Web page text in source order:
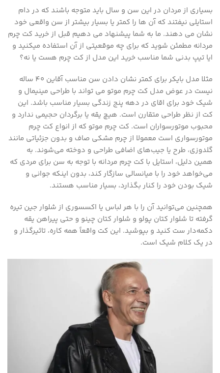
بسیاری از مردان در این سن و سال باید متوجه باشند که در دام
استایلی نیفتند که آن ها را کمتر یا بسیار بیشتر از سن واقعی خود
نشان می دهند. ما به شما پیشنهاد می دهیم قبل از خرید کت چرم
مردانه مطمئن شوید که برای چه موقعیتی از آن استفاده میکنید و
ایا تیپ بدنی شما مناسب خرید این مدل از کت چرم هست یا نه؟
مثلا مدل بایکر برای کمتر نشان دادن سن مناسب آقاین 40 ساله
نیست در عوض مدل کت چرم موتو می تواند با طراحی مینیمال و
شیک خود برای اقای در دهه پنج زندگی بسیار مناسب باشد. این
کت از نظر طراحی متقارن است. هیچ یقه یا برگردان حجیمی ندارد و
محبوب موتورسواران است. کت چرم موتو که از انواع کت چرم
موتورسواری است معمولا از چرم مشکی صاف و بدون جزئیاتی مانند
گلدوزی، طرح یا جیب‌های اضافی طراحی و دوخته می‌شوند. به
همین دلیل، استایل با کت چرم مردانه با توجه به سن برای مردی که
می‌خواهد خود را با میانسالی سازگار کند، بدون اینکه جوانی و
شیک بودن خود را کنار بگذارد، بسیار مناسب هستند.
همچنین می‌توانید آن را با هر لباس یا اکسسوری از شلوار جین تیره
گرفته تا شلوار کتان پولو و شلوار کتان چینو و حتی پیراهن یقه
دکمه‌دار ست کنید و بپوشید. این کت واقعاً همه کاره، تاثیرگذار و
در یک کلام شیک است.